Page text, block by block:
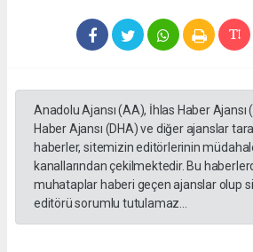
Anadolu Ajansı (AA), İhlas Haber Ajansı
Haber Ajansı (DHA) ve diğer ajanslar
haberler, sitemizin editörlerinin
kanallarından çekilmektedir. Bu
muhataplar haberi geçen ajanslar olup
editörü sorumlu tutulamaz...